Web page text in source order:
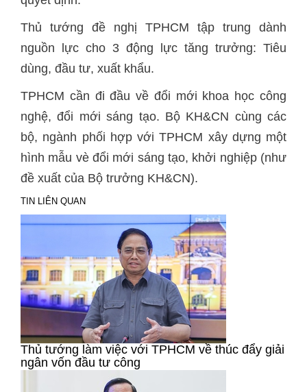
Thủ tướng đề nghị TPHCM tập trung dành
nguồn lực cho 3 động lực tăng trưởng: Tiêu
dùng, đầu tư, xuất khẩu.
TPHCM cần đi đầu về đổi mới khoa học công
nghệ, đổi mới sáng tạo. Bộ KH&CN cùng các
bộ, ngành phối hợp với TPHCM xây dựng một
hình mẫu vè đổi mới sáng tạo, khởi nghiệp (như
đề xuất của Bộ trưởng KH&CN).
TIN LIÊN QUAN
Thủ tướng làm việc với TPHCM về thúc đẩy giải
ngân vốn đầu tư công